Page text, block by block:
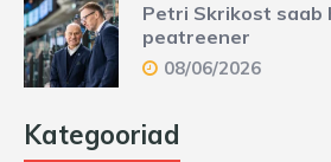
Petri Skrikost saab
peatreener
08/06/2026
Kategooriad